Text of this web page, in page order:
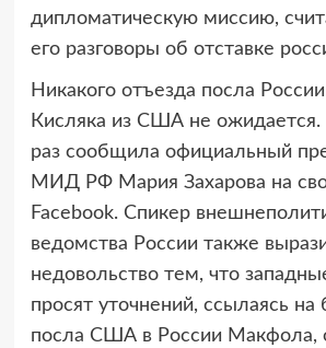
дипломатическую миссию,
его разговоры об отставке
Никакого отъезда посла
Кисляка из США не
раз сообщила официальный
МИД РФ Мария Захарова на
Facebook. Спикер
ведомства России также
недовольство тем, что
просят уточнений, ссылаясь
посла США в России Макфола,